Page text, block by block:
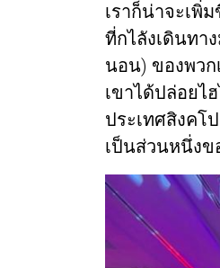
เราก็น่าจะเพิ่
ที่กไลังเดินทา
นอน) ของพวก
เขาได้ปล่อยไ
ประเทศสิงคโ
เป็นส่วนหนึ่งข